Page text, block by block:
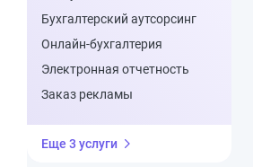
Бухгалтерский аутсорсинг
Онлайн-бухгалтерия
Электронная отчетность
Заказ рекламы
Еще 3 услуги